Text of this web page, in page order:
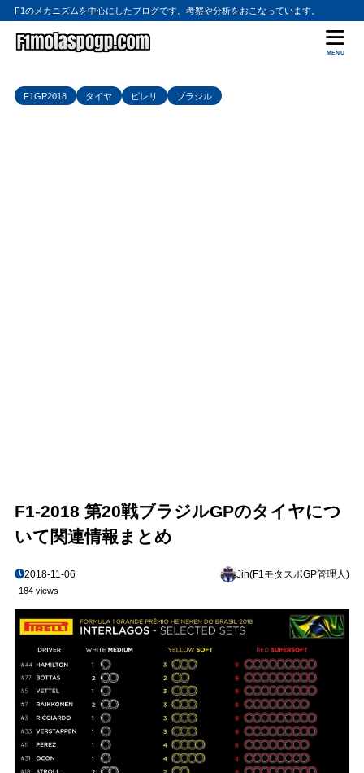
F1のメカニズムを中心にしたブログです。考察や分析をおこなっています。
MENU
F1GP2018 タイヤ ピレリ ブラジル
F1-2018 第20戦ブラジルGPのタイヤにつ
いて関連情報まとめ
2018-11-06 Jin(F1モタスポGP管理人)
184 views